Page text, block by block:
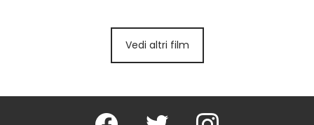
Vedi altri film
Facebook Twitter Instagram